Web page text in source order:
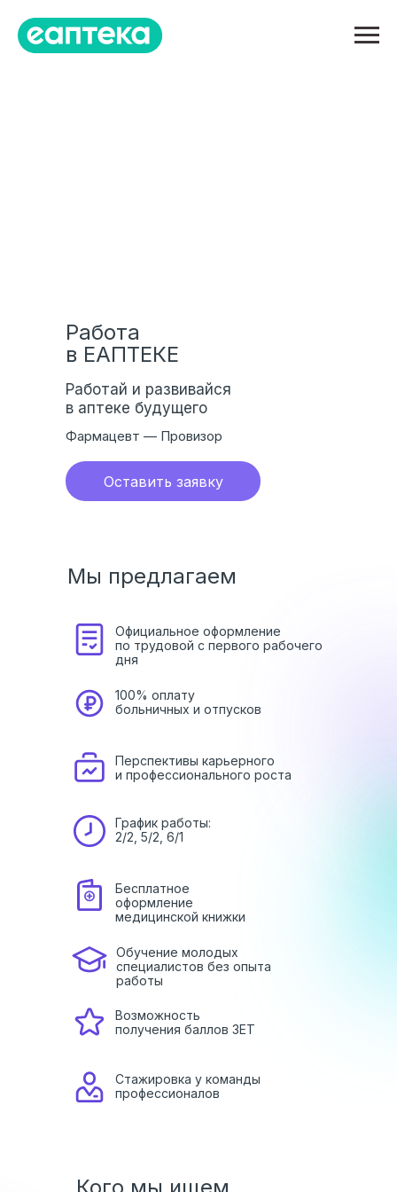
Работа
в ЕАПТЕКЕ
Работай и развивайся
в аптеке будущего
Фармацевт — Провизор
Оставить заявку
Бесплатное
оформление
медицинской книжки
Перспективы карьерного
и профессионального роста
100% оплату
больничных и отпусков
График работы:
2/2, 5/2, 6/1
Официальное оформление
по трудовой с первого рабочего
дня
Обучение молодых
специалистов без опыта
работы
Возможность
получения баллов ЗЕТ
Стажировка у команды
профессионалов
Мы предлагаем